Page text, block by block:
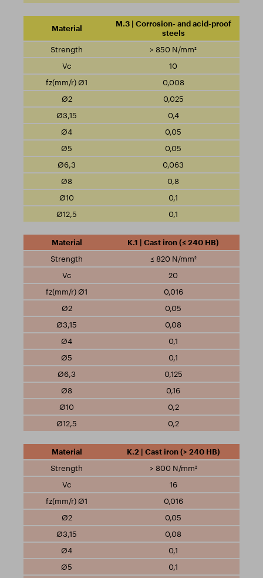
M.3 | Corrosion- and acid-proof
steels
> 850 N/mm²
10
0,008
0,025
0,4
0,05
0,05
0,063
0,8
0,1
0,1
K.1 | Cast iron (≤ 240 HB)
≤ 820 N/mm²
20
0,016
0,05
0,08
0,1
0,1
0,125
0,16
0,2
0,2
K.2 | Cast iron (> 240 HB)
> 800 N/mm²
16
0,016
0,05
0,08
0,1
0,1